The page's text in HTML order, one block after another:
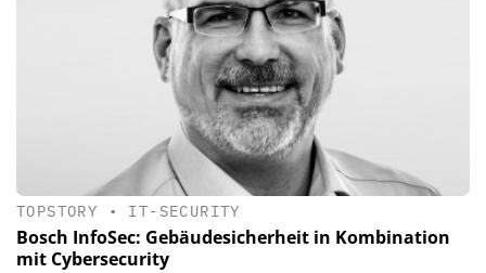
TOPSTORY • IT-SECURITY
Bosch InfoSec: Gebäudesicherheit in Kombination
mit Cybersecurity